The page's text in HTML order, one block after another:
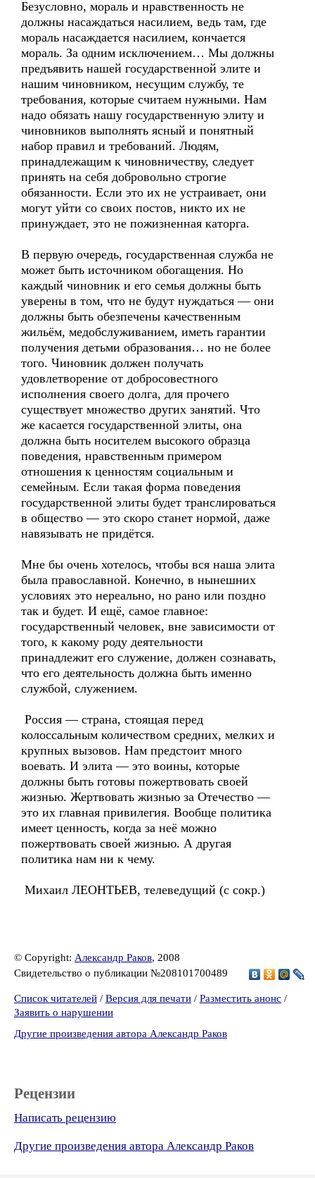
Безусловно, мораль и нравственность не
должны насаждаться насилием, ведь там, где
мораль насаждается насилием, кончается
мораль. За одним исключением… Мы должны
предъявить нашей государственной элите и
нашим чиновником, несущим службу, те
требования, которые считаем нужными. Нам
надо обязать нашу государственную элиту и
чиновников выполнять ясный и понятный
набор правил и требований. Людям,
принадлежащим к чиновничеству, следует
принять на себя добровольно строгие
обязанности. Если это их не устраивает, они
могут уйти со своих постов, никто их не
принуждает, это не пожизненная каторга.
В первую очередь, государственная служба не
может быть источником обогащения. Но
каждый чиновник и его семья должны быть
уверены в том, что не будут нуждаться — они
должны быть обезпечены качественным
жильём, медобслуживанием, иметь гарантии
получения детьми образования… но не более
того. Чиновник должен получать
удовлетворение от добросовестного
исполнения своего долга, для прочего
существует множество других занятий. Что
же касается государственной элиты, она
должна быть носителем высокого образца
поведения, нравственным примером
отношения к ценностям социальным и
семейным. Если такая форма поведения
государственной элиты будет транслироваться
в общество — это скоро станет нормой, даже
навязывать не придётся.
Мне бы очень хотелось, чтобы вся наша элита
была православной. Конечно, в нынешних
условиях это нереально, но рано или поздно
так и будет. И ещё, самое главное:
государственный человек, вне зависимости от
того, к какому роду деятельности
принадлежит его служение, должен сознавать,
что его деятельность должна быть именно
службой, служением.
Россия — страна, стоящая перед
колоссальным количеством средних, мелких и
крупных вызовов. Нам предстоит много
воевать. И элита — это воины, которые
должны быть готовы пожертвовать своей
жизнью. Жертвовать жизнью за Отечество —
это их главная привилегия. Вообще политика
имеет ценность, когда за неё можно
пожертвовать своей жизнью. А другая
политика нам ни к чему.
Михаил ЛЕОНТЬЕВ, телеведущий (с сокр.)
© Copyright: Александр Раков, 2008
Свидетельство о публикации №208101700489
Список читателей / Версия для печати / Разместить анонс /
Заявить о нарушении
Другие произведения автора Александр Раков
Рецензии
Написать рецензию
Другие произведения автора Александр Раков